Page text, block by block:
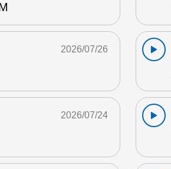
2026/07/26
2026/07/24